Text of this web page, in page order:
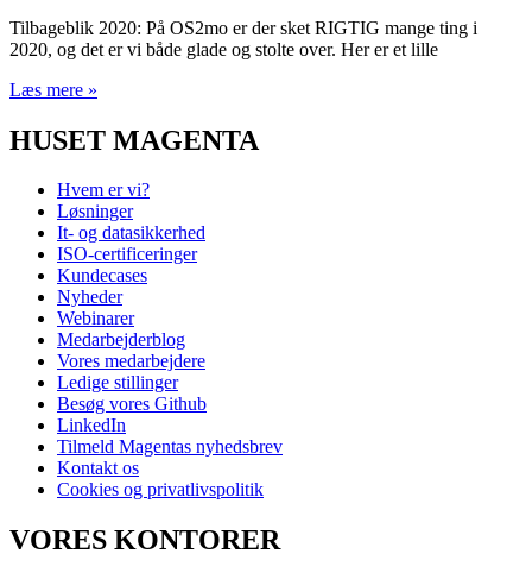
Tilbageblik 2020: På OS2mo er der sket RIGTIG mange ting i
2020, og det er vi både glade og stolte over. Her er et lille
Læs mere »
HUSET MAGENTA
Hvem er vi?
Løsninger
It- og datasikkerhed
ISO-certificeringer
Kundecases
Nyheder
Webinarer
Medarbejderblog
Vores medarbejdere
Ledige stillinger
Besøg vores Github
LinkedIn
Tilmeld Magentas nyhedsbrev
Kontakt os
Cookies og privatlivspolitik
VORES KONTORER